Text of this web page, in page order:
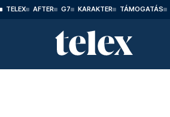
TELEX AFTER G7 KARAKTER TÁMOGATÁS